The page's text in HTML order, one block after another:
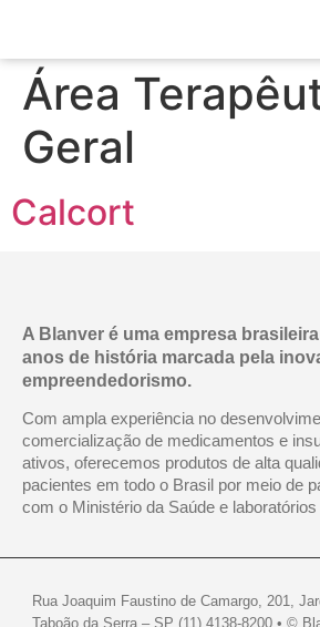
Área
Geral
Calcort
A Blanver é uma empresa
anos de história marcada pela
empreendedorismo.
Com ampla experiência no
comercialização de medicamentos e
ativos, oferecemos produtos de alta
pacientes em todo o Brasil por meio de
com o Ministério da Saúde e laboratórios
Rua Joaquim Faustino de Camargo, 201,
Taboão da Serra – SP (11) 4138-8200 • ©